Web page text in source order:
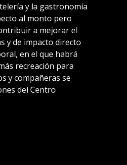
y la gastronomía
al monto pero
a mejorar el
y de impacto directo
en el que habrá
recreación para
y compañeras se
del Centro